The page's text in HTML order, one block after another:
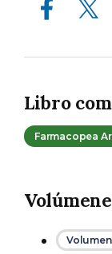
Libro
Farmacopea
Volumen